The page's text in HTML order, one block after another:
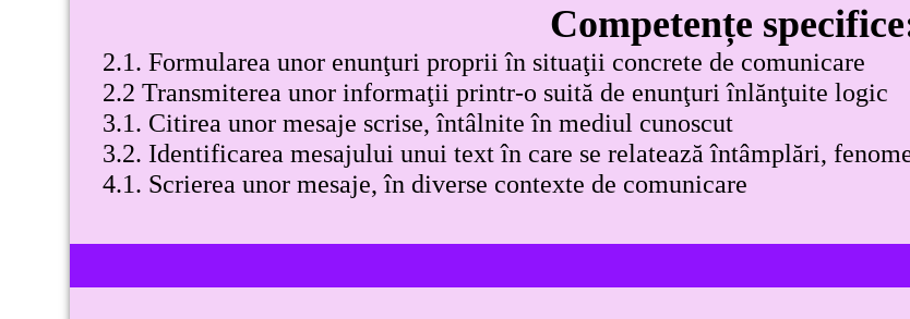
Competențe
2.1. Formularea unor enunţuri proprii în situaţii concrete de comunicare
2.2 Transmiterea unor informaţii printr-o suită de enunţuri înlănţuite logic
3.1. Citirea unor mesaje scrise, întâlnite în mediul cunoscut
3.2. Identificarea mesajului unui text în care se relatează întâmplări,
4.1. Scrierea unor mesaje, în diverse contexte de comunicare